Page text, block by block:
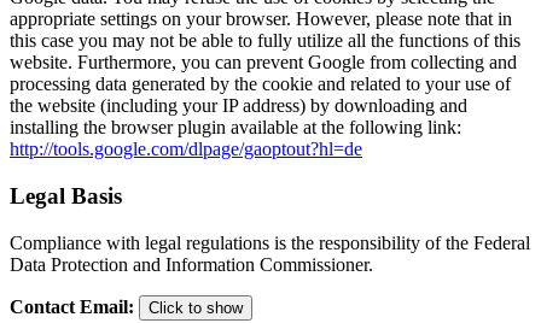
appropriate settings on your browser. However, please note that in
this case you may not be able to fully utilize all the functions of this
website. Furthermore, you can prevent Google from collecting and
processing data generated by the cookie and related to your use of
the website (including your IP address) by downloading and
installing the browser plugin available at the following link:
http://tools.google.com/dlpage/gaoptout?hl=de
Legal Basis
Compliance with legal regulations is the responsibility of the Federal
Data Protection and Information Commissioner.
Contact Email: Click to show